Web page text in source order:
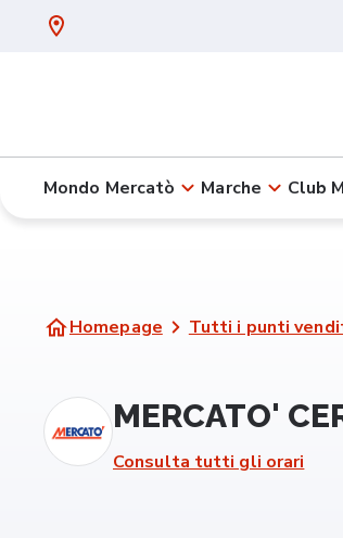
Mondo Mercatò Marche Club
Homepage Tutti i punti
MERCATO'
Consulta tutti gli orari